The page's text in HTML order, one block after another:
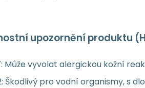
upozornění produktu
Může vyvolat alergickou kožní
Škodlivý pro vodní organismy, s